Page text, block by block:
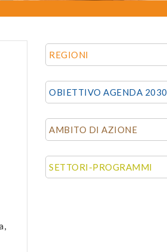
REGIONI
OBIETTIVO AGENDA 2030
AMBITO DI AZIONE
SETTORI-PROGRAMMI